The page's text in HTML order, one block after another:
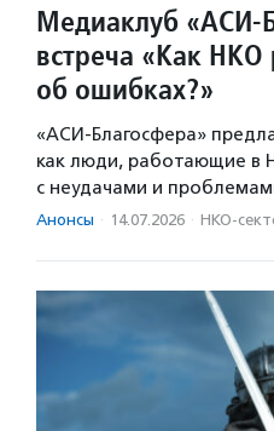
Медиаклуб «АСИ-
встреча «Как НКО
об ошибках?»
«АСИ-Благосфера»
как люди, работающие в
с неудачами и
Анонсы · 14.07.2026 · НКО-